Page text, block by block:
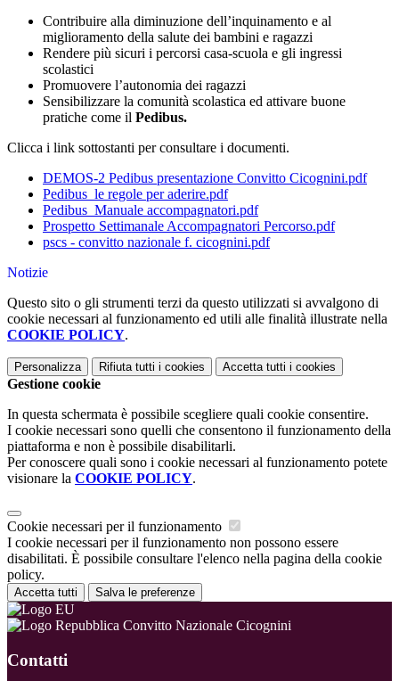
Contribuire alla diminuzione dell’inquinamento e al
miglioramento della salute dei bambini e ragazzi
Rendere più sicuri i percorsi casa-scuola e gli ingressi
scolastici
Promuovere l’autonomia dei ragazzi
Sensibilizzare la comunità scolastica ed attivare buone
pratiche come il Pedibus.
Clicca i link sottostanti per consultare i documenti.
DEMOS-2 Pedibus presentazione Convitto Cicognini.pdf
Pedibus_le regole per aderire.pdf
Pedibus_Manuale accompagnatori.pdf
Prospetto Settimanale Accompagnatori Percorso.pdf
pscs - convitto nazionale f. cicognini.pdf
Notizie
Questo sito o gli strumenti terzi da questo utilizzati si avvalgono di
cookie necessari al funzionamento ed utili alle finalità illustrate nella
COOKIE POLICY.
Personalizza Rifiuta tutti i cookies Accetta tutti i cookies
Gestione cookie
In questa schermata è possibile scegliere quali cookie consentire.
I cookie necessari sono quelli che consentono il funzionamento della
piattaforma e non è possibile disabilitarli.
Per conoscere quali sono i cookie necessari al funzionamento potete
visionare la COOKIE POLICY.
Cookie necessari per il funzionamento
I cookie necessari per il funzionamento non possono essere
disabilitati. È possibile consultare l'elenco nella pagina della cookie
policy.
Accetta tutti Salva le preferenze
Convitto Nazionale Cicognini
Contatti